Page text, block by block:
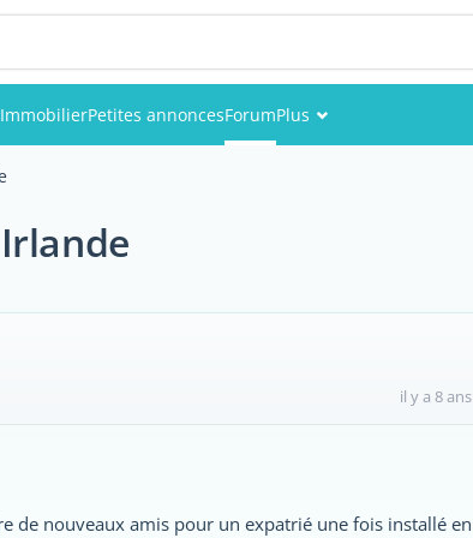
ImmobilierPetites annoncesForumPlus
il y a 8 ans
de nouveaux amis pour un expatrié une fois installé en